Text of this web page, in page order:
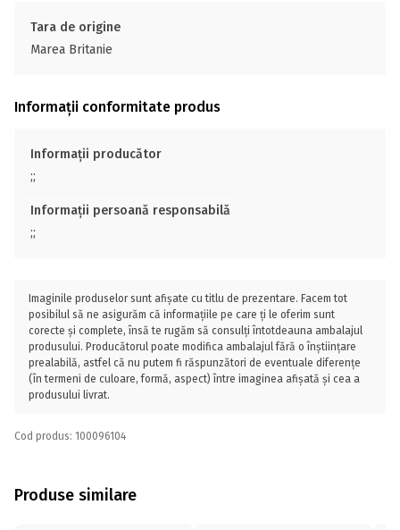
Tara de origine
Marea Britanie
Informații conformitate produs
Informații producător
;;
Informații persoană responsabilă
;;
Imaginile produselor sunt afișate cu titlu de prezentare. Facem tot
posibilul să ne asigurăm că informațiile pe care ți le oferim sunt
corecte și complete, însă te rugăm să consulți întotdeauna ambalajul
produsului. Producătorul poate modifica ambalajul fără o înștiințare
prealabilă, astfel că nu putem fi răspunzători de eventuale diferențe
(în termeni de culoare, formă, aspect) între imaginea afișată și cea a
produsului livrat.
Cod produs: 100096104
Produse similare